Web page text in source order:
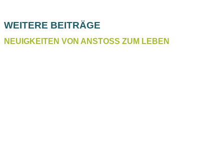
WEITERE BEITRÄGE
NEUIGKEITEN VON ANSTOSS ZUM LEBEN